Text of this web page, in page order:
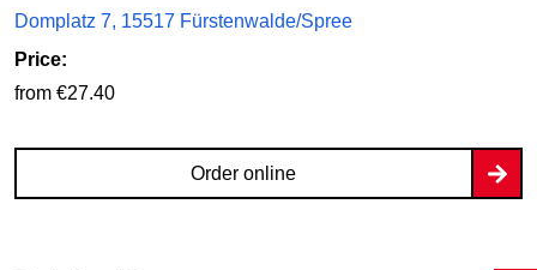
Domplatz 7, 15517 Fürstenwalde/Spree
Price:
from €27.40
Order online